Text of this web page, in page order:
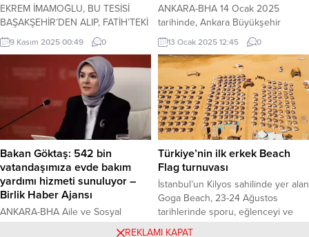
EKREM İMAMOĞLU, BU TESİSİ
BAŞAKŞEHİR’DEN ALIP, FATİH’TEKİ
45 AMATÖR SPOR KULÜBÜNE
ARMAĞAN ETTİ İBB BAŞKANVEKİLİ
ASLAN: EKREM BAŞKAN’IMIZIN
2019’DA GİYDİĞİ HİZMET
FORMASININ RENGİ DAYANIŞMA,
ÜZERİNDEKİ ARMA HALK
SEVGİSİDİR İBB, Fatih ilçesindeki
amatör spor kulüplerine hizmet
veren Balat Spor Tesisleri’ni baştan
aşağı yeniledi. Tesisin açılışı ile
birlikte ilçede faaliyet gösteren
amatör...
9 Kasım 2025 00:49 0
ANKARA-BHA 14 Ocak 2025
tarihinde, Ankara Büyükşehir
Belediyesi (ABB) ve Ankara Kent
Konseyi (AKK) iş birliğiyle, eğitimde
fırsat eşitliği yaratmaya yönelik
“Eğitimde Fırsat Eşitliği İçin Yeni
Yaklaşımlar: Hibrit Eğitim Modelleri”
paneli gerçekleştirilecek. Panel,
Ankara Kent Konseyi’nde saat
13.00’te başlayacak ve
dijitalleşmenin eğitimdeki
dönüşümleri ile hibrit eğitim
modellerinin fırsat eşitliğine katkı...
13 Ocak 2025 12:45 0
Bakan Göktaş: 542 bin
vatandaşımıza evde bakım
yardımı hizmeti sunuluyor –
Birlik Haber Ajansı
ANKARA-BHA Aile ve Sosyal
Türkiye’nin ilk erkek Beach
Flag turnuvası
İstanbul’un Kilyos sahilinde yer alan
Goga Beach, 23-24 Ağustos
tarihlerinde sporu, eğlenceyi ve
21 Ağustos 2025 16:39
REKLAMI KAPAT